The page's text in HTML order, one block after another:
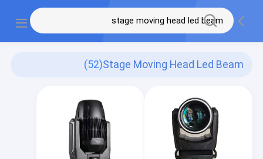
Stage Moving Head Led Beam
(52)